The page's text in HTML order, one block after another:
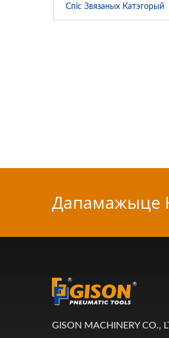
Спіс Звязаных Катэгорый
Дапамажыце
GISON MACHINERY CO.,